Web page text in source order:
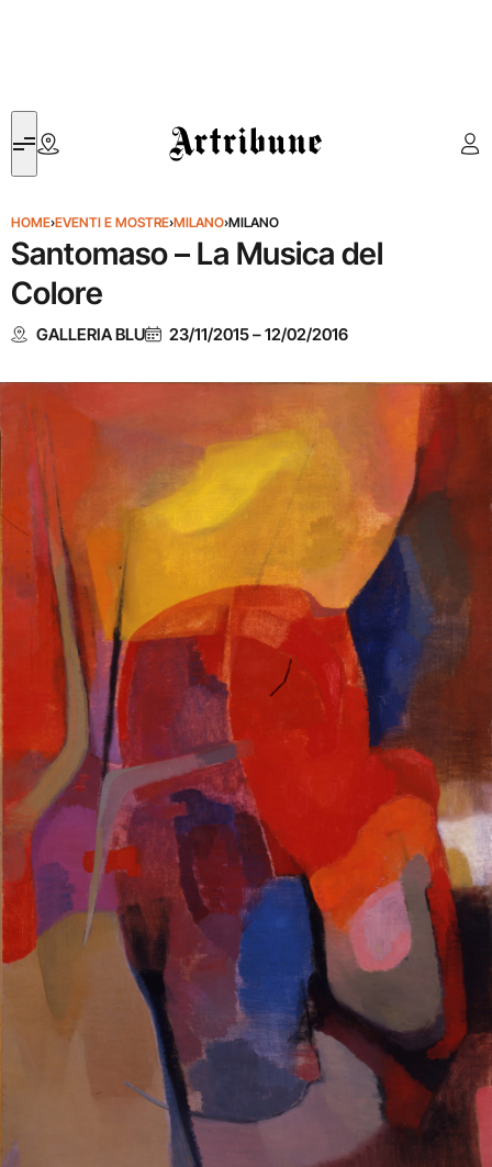
Artribune
HOME›EVENTI E MOSTRE›MILANO›MILANO
Santomaso – La Musica del
Colore
GALLERIA BLU 23/11/2015–12/02/2016